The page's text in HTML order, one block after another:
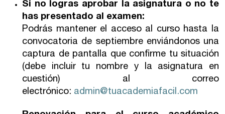
Si no logras aprobar la asignatura o no te
has presentado al examen:
Podrás mantener el acceso al curso hasta la
convocatoria de septiembre enviándonos una
captura de pantalla que confirme tu situación
(debe incluir tu nombre y la asignatura en
cuestión) al correo
electrónico: admin@tuacademiafacil.com